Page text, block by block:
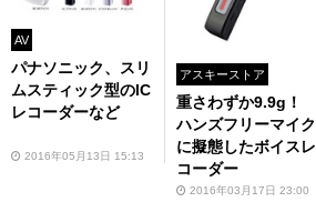
AV
パナソニック、スリ
ムスティック型のIC
レコーダーなど
2016年05月13日 15:13
アスキーストア
重さわずか9.9g！
ハンズフリーマイク
に擬態したボイスレ
コーダー
2016年03月17日 23:00